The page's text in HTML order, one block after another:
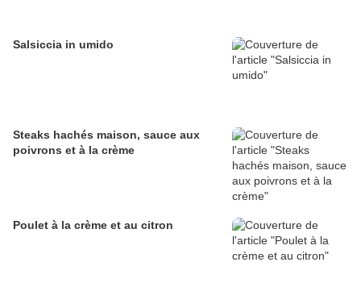
Salsiccia in umido
Steaks hachés maison, sauce aux
poivrons et à la crème
Poulet à la crème et au citron